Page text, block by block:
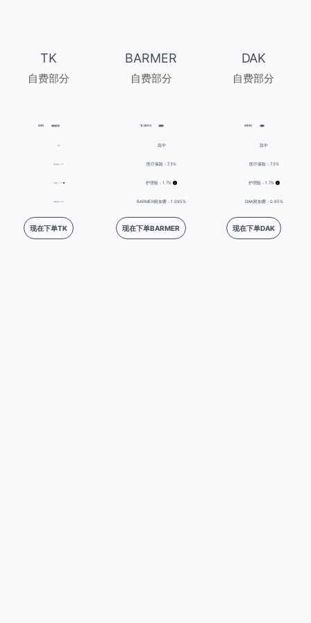
TK
自费部分
9.6% 每月税前工资
现在下单TK
BARMER
自费部分
10.095% 每月税前工资
其中
医疗保险：7.3%
护理险：1.7%
BARMER附加费：1.095%
现在下单BARMER
DAK
自费部分
9.85% 每月税前工资
其中
医疗保险：7.3%
护理险：1.7%
DAK附加费：0.85%
现在下单DAK